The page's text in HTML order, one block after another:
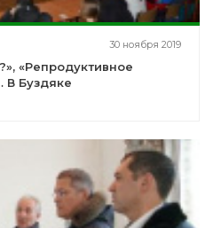
30 ноября 2019
«Репродуктивное
В Буздяке